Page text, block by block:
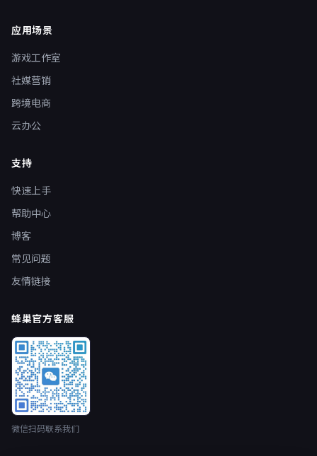
应用场景
游戏工作室
社媒营销
跨境电商
云办公
支持
快速上手
帮助中心
博客
常见问题
友情链接
蜂巢官方客服
微信扫码联系我们